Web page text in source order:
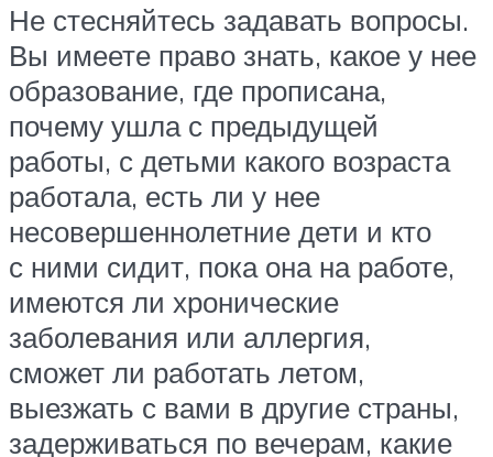
Не стесняйтесь задавать вопросы.
Вы имеете право знать, какое у нее
образование, где прописана,
почему ушла с предыдущей
работы, с детьми какого возраста
работала, есть ли у нее
несовершеннолетние дети и кто
с ними сидит, пока она на работе,
имеются ли хронические
заболевания или аллергия,
сможет ли работать летом,
выезжать с вами в другие страны,
задерживаться по вечерам, какие